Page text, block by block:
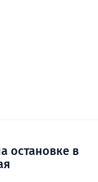
остановке в